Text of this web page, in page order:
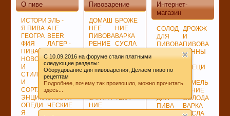
Любое общение, которое не по-теме ПРОШУ
переносить вчат.
C 10.09.2016 на форуме стали платными
следующие разделы:
Оборудование для пивоварения, Делаем пиво по
рецептам
Подробнее, почему так произошло, можно прочитать
здесь...
Интернет-
магазин
СОЛОД
ДЛЯ
ПИВОВА
НЕСОЛ
ОЖЕНО
СЫРЬЁ
ДЛЯ
ПИВА
ДРОЖЖ
И
ПИВОВА
РЕННЫ
Е
СПЕЦИ
ИЗМЕЛЬ
ЧЕНИЕ
СОЛОДА
ВАРКА
СУСЛА
О пиве
ИСТОРИ
Я ПИВА
ГЕОГРА
ФИЯ
ПИВА
НОВОСТ
И
СТИЛИ
И
СОРТА
ЭНЦИКЛ
ОПЕДИ
Я
ЭЛЬ -
ALE
BEER
ЛАГЕР -
ПО
ЦВЕТУ
ГИБРИД
НЫЕ
СОРТА
ЭКЗОТИ
ЧЕСКИЕ
Пивоварение
ДОМАШ
НЕЕ
ПИВОВА
РЕНИЕ
ОВКА,
ПРОГРА
СОВЕТ
ЗАТИРА
НИЕ
БРОЖЕ
НИЕ
ВАРКА
СУСЛА
LAGER
СОЗРЕВ
АНИЕ
ПИВА
ТЕКА